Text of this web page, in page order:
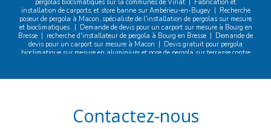
pergolas bioclimatiques sur la communes de Viriat
Fabrication et
installation de carports, et store banne sur Ambérieu-en-Bugey| Recherche
poseur de pergola à Macon, spécialiste de l'installation de pergolas sur mesure
et bioclimatiques.|
Demande de devis pour un carport sur mesure à Bourg en
Bresse
recherche d'installateur de pergola à Bourg en Bresse
Demande de
devis pour un carport sur mesure à Macon
Devis gratuit pour pergola
bioclimatique sur mesure en aluminium et pose de pergola sur terrasse contre
- Devis gratuit pour l’achat d’un carport en aluminium sur mesure pour
spécialiste de l'installation de pergolas sur mesure et bioclimatiques.
Fabrication et installation de pergolas et de carports sur mesure à Bourg en
Contactez-nous